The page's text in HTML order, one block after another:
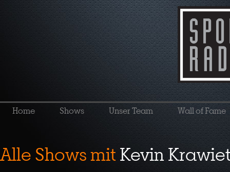
Home Shows Unser Team Wall of Fame
Alle Shows mitKevin